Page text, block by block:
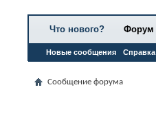
Что нового? Форум
Новые сообщения Справка
Сообщение форума